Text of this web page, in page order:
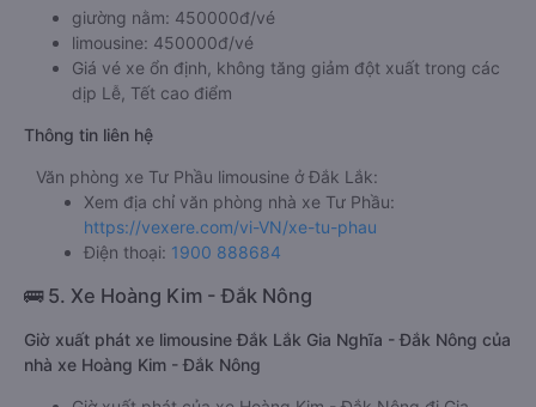
giường nằm: 450000đ/vé
limousine: 450000đ/vé
Giá vé xe ổn định, không tăng giảm đột xuất trong các
dịp Lễ, Tết cao điểm
Thông tin liên hệ
Văn phòng xe Tư Phầu limousine ở Đắk Lắk:
Xem địa chỉ văn phòng nhà xe Tư Phầu:
https://vexere.com/vi-VN/xe-tu-phau
Điện thoại: 1900 888684
🚌 5. Xe Hoàng Kim - Đắk Nông
Giờ xuất phát xe limousine Đắk Lắk Gia Nghĩa - Đắk Nông của
nhà xe Hoàng Kim - Đắk Nông